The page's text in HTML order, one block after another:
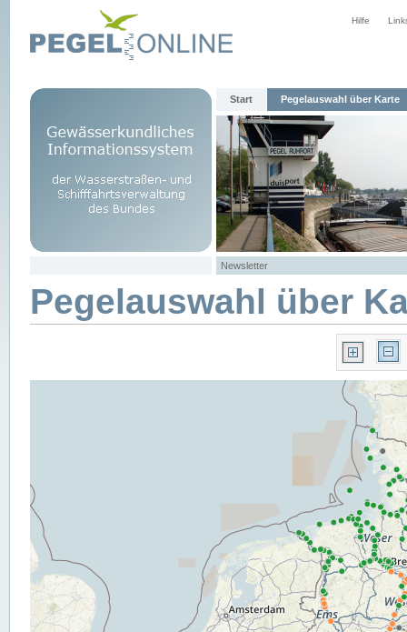
Hilfe
Start Pegelauswahl über Karte
Newsletter
Pegelauswahl über